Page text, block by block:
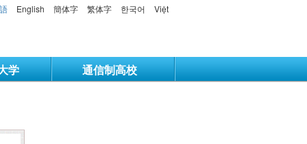
English 簡体字 繁体字 한국어 Việt
学 通信制高校